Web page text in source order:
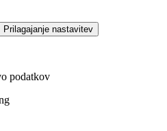
Prilagajanje nastavitev
podatkov